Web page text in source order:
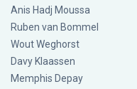
Anis Hadj Moussa
Ruben van Bommel
Wout Weghorst
Davy Klaassen
Memphis Depay